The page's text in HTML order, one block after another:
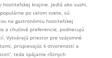
krajine. Jedlá ako sushi,
po celom svete, sú
na gastronómiu hostiteľskej
a chuťové preferencie, podnecujú
Vytvárajú priestor pre vzájomné
prispievajúc k otvorenosti a
teda spájanie rôznych